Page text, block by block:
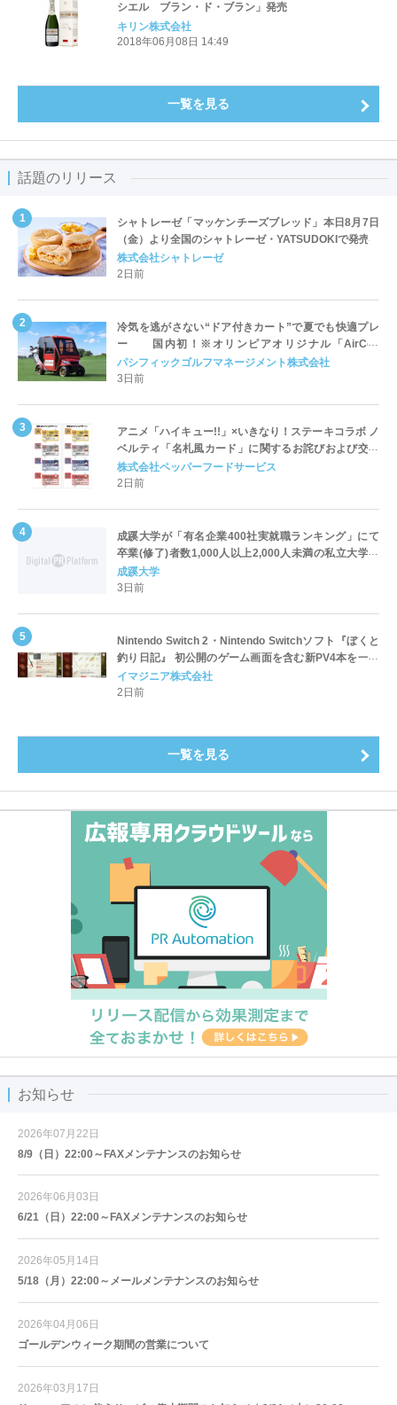
シエル ブラン・ド・ブラン」発売
キリン株式会社
2018年06月08日 14:49
一覧を見る
話題のリリース
シャトレーゼ「マッケンチーズブレッド」本日8月7日
（金）より全国のシャトレーゼ・YATSUDOKIで発売
株式会社シャトレーゼ
2日前
冷気を逃がさない“ドア付きカート”で夏でも快適プレ
ー 国内初！※オリンピアオリジナル「AirCon
Cart（エアコンカート）」導入 | ＰＧＭ
パシフィックゴルフマネージメント株式会社
3日前
アニメ「ハイキュー!!」×いきなり！ステーキコラボ ノ
ベルティ「名札風カード」に関するお詫びおよび交換
対応についてのご案内
株式会社ペッパーフードサービス
2日前
成蹊大学が「有名企業400社実就職ランキング」にて
卒業(修了)者数1,000人以上2,000人未満の私立大学で
全国第1位を獲得！～実就職率は26.5%（前年比＋
4.3pt）に伸長、東京の私立大学でも10位にランクイン
成蹊大学
3日前
Nintendo Switch 2・Nintendo Switchソフト『ぼくと
釣り日記』 初公開のゲーム画面を含む新PV4本を一挙
公開！
イマジニア株式会社
2日前
一覧を見る
お知らせ
2026年07月22日
8/9（日）22:00～FAXメンテナンスのお知らせ
2026年06月03日
6/21（日）22:00～FAXメンテナンスのお知らせ
2026年05月14日
5/18（月）22:00～メールメンテナンスのお知らせ
2026年04月06日
ゴールデンウィーク期間の営業について
2026年03月17日